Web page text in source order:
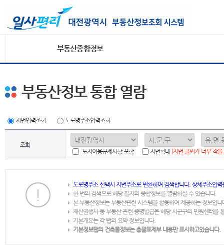
부동산종합정보
부동산정보 통합 열람
지번입력조회 도로명주소입력조회
조회
토지이용규제사항 포함
지번확대 [지번 글씨가 너무 작
도로명주소 선택시 지번주소로 변환하여 검색합니다. 상세주소입
한 번의 검색으로 해당 필지의 종합정보를 열람하실 수 있습니다.
본 부동산정보는 부동산관련 시스템을 활용하여 제공하는 정보입니
재산권행사 등 부동산 관련 증명발급은 해당 시군구의 민원센터를
기본개요는 각 탭의 요약 정보입니다.
기본정보탭의 건축물정보는 총괄표제부 내용만 표시하고있습니다.